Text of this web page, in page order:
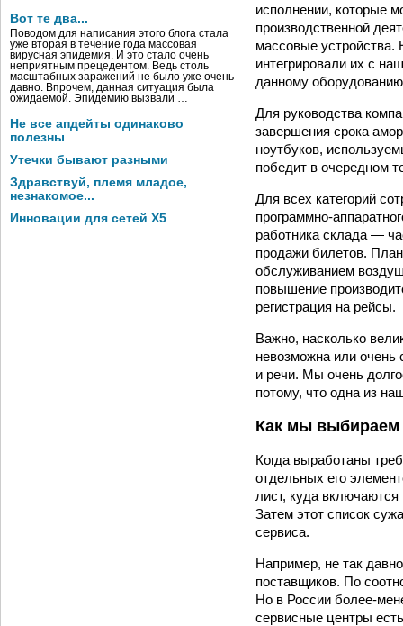
Вот те два...
Поводом для написания этого блога стала
уже вторая в течение года массовая
вирусная эпидемия. И это стало очень
неприятным прецедентом. Ведь столь
масштабных заражений не было уже очень
давно. Впрочем, данная ситуация была
ожидаемой. Эпидемию вызвали …
Не все апдейты одинаково
полезны
Утечки бывают разными
Здравствуй, племя младое,
незнакомое...
Инновации для сетей X5
исполнении, которые
производственной
массовые
интегрировали их с
данному
Для руководства
завершения срока
ноутбуков,
победит в очередном
Для всех категорий
программно-­
работника склада —
продажи билетов.
обслуживанием
повышение
регистрация на рейсы.
Важно, насколько
невозможна или очень
и речи. Мы очень
потому, что одна из
Как мы выбираем
Когда выработаны
отдельных его
лист, куда
Затем этот список
сервиса.
Например, не так
поставщиков. По
Но в России более-­
сервисные центры